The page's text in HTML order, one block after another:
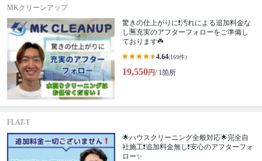
MKクリーンアップ
驚きの仕上がりに❗️汚れによる追加料金な
し🈚️充実のアフターフォローをご準備し
ております☘️
4.64(169件)
19,550円/ 1箇所
FLAT-T
🌟ハウスクリーニング全般対応🌟完全自
社施工❗️追加料金無し❗️安心のアフターフォ
ロー✨